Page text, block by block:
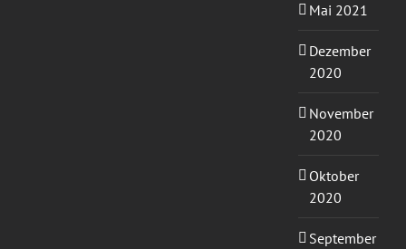
Mai 2021
Dezember
2020
November
2020
Oktober
2020
September